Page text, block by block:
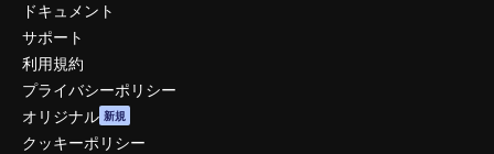
ドキュメント
サポート
利用規約
プライバシーポリシー
オリジナル 新規
クッキーポリシー